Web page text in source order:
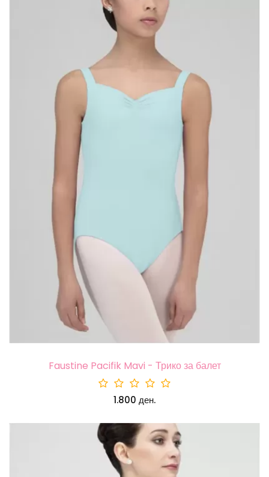
Faustine Pacifik Mavi - Трико за балет
1.800 ден.